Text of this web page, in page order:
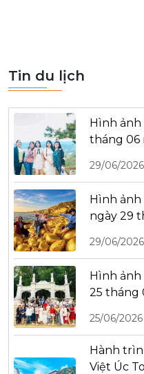
Tin du lịch
Hình
tháng 06
29/06/2026
Hình
ngày 29
29/06/2026
Hình
25 tháng
25/06/2026
Hành
Việt Úc